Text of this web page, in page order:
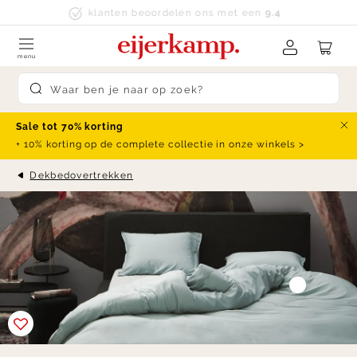
Skip to contentklanten beoordelen ons met een 9.4
Submit search
menu
Sale tot 70% korting
+ 10% korting op de complete collectie in onze winkels >
Dekbedovertrekken